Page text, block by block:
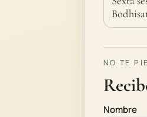
NO TE
Nombre